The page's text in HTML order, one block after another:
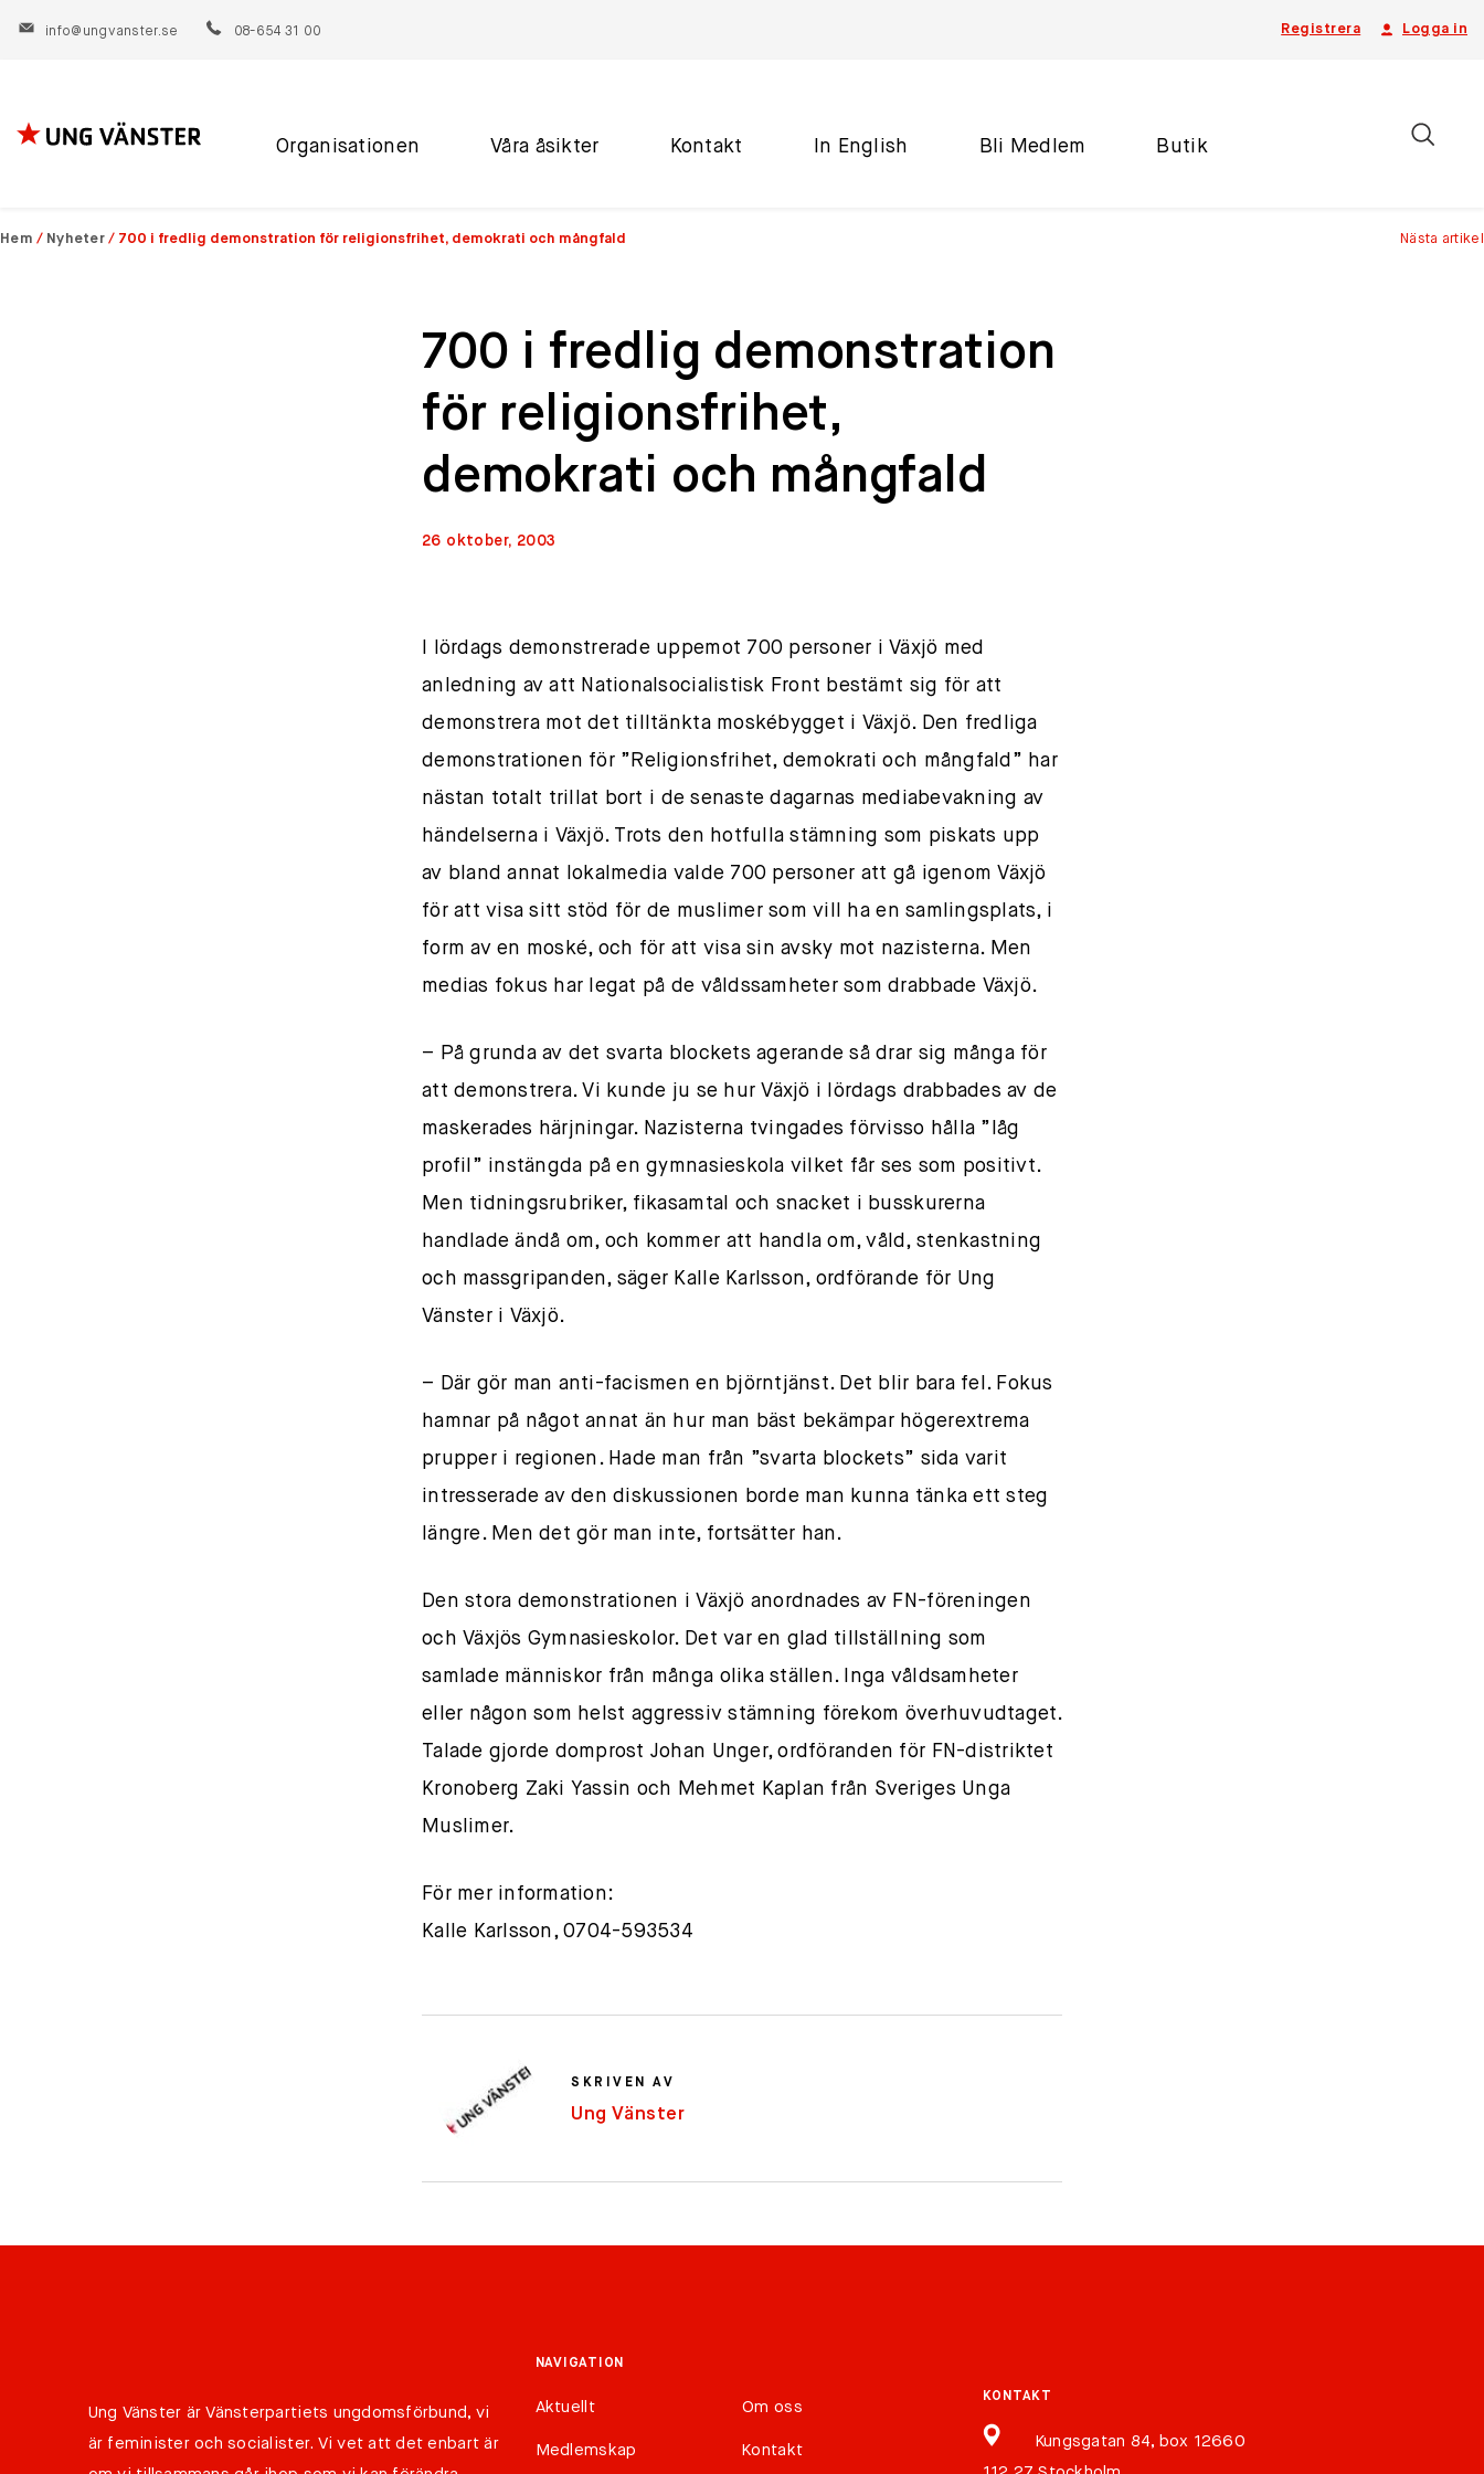
Registrera Logga in
info@ungvanster.se 08-654 31 00
Hoppa
Organisationen Våra åsikter Kontakt In English Bli Medlem Butik
Hem / Nyheter / 700 i fredlig demonstration för religionsfrihet, demokrati och mångfald Nästa artikel
700 i fredlig demonstration
för religionsfrihet,
demokrati och mångfald
26 oktober, 2003
I lördags demonstrerade uppemot 700 personer i Växjö med
anledning av att Nationalsocialistisk Front bestämt sig för att
demonstrera mot det tilltänkta moskébygget i Växjö. Den fredliga
demonstrationen för ”Religionsfrihet, demokrati och mångfald” har
nästan totalt trillat bort i de senaste dagarnas mediabevakning av
händelserna i Växjö. Trots den hotfulla stämning som piskats upp
av bland annat lokalmedia valde 700 personer att gå igenom Växjö
för att visa sitt stöd för de muslimer som vill ha en samlingsplats, i
form av en moské, och för att visa sin avsky mot nazisterna. Men
medias fokus har legat på de våldssamheter som drabbade Växjö.
– På grunda av det svarta blockets agerande så drar sig många för
att demonstrera. Vi kunde ju se hur Växjö i lördags drabbades av de
maskerades härjningar. Nazisterna tvingades förvisso hålla ”låg
profil” instängda på en gymnasieskola vilket får ses som positivt.
Men tidningsrubriker, fikasamtal och snacket i busskurerna
handlade ändå om, och kommer att handla om, våld, stenkastning
och massgripanden, säger Kalle Karlsson, ordförande för Ung
Vänster i Växjö.
– Där gör man anti-facismen en björntjänst. Det blir bara fel. Fokus
hamnar på något annat än hur man bäst bekämpar högerextrema
prupper i regionen. Hade man från ”svarta blockets” sida varit
intresserade av den diskussionen borde man kunna tänka ett steg
längre. Men det gör man inte, fortsätter han.
Den stora demonstrationen i Växjö anordnades av FN-föreningen
och Växjös Gymnasieskolor. Det var en glad tillställning som
samlade människor från många olika ställen. Inga våldsamheter
eller någon som helst aggressiv stämning förekom överhuvudtaget.
Talade gjorde domprost Johan Unger, ordföranden för FN-distriktet
Kronoberg Zaki Yassin och Mehmet Kaplan från Sveriges Unga
Muslimer.
För mer information:
Kalle Karlsson, 0704-593534
SKRIVEN AV
Ung Vänster
Ung Vänster är Vänsterpartiets ungdomsförbund, vi
är feminister och socialister. Vi vet att det enbart är
NAVIGATION
Aktuellt Om oss
Medlemskap Kontakt
KONTAKT
Kungsgatan 84, box 12660